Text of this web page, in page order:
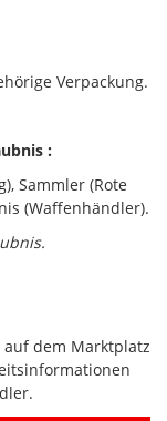
Verpackung.
:
Sammler (Rote
(Waffenhändler).
auf dem Marktplatz